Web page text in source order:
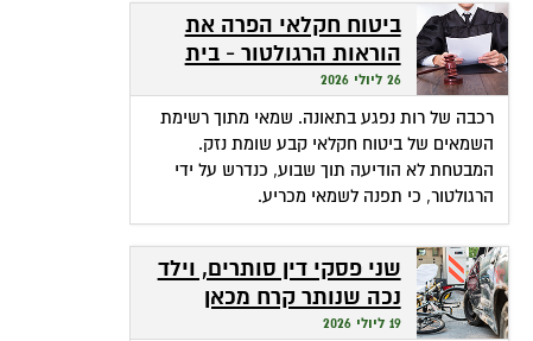
ביטוח חקלאי הפרה את
הוראות הרגולטור - בית
המשפט חילץ אותה
26 ליולי 2026
רכבה של רות נפגע בתאונה. שמאי מתוך רשימת
השמאים של ביטוח חקלאי קבע שומת נזק.
המבטחת לא הודיעה תוך שבוע, כנדרש על ידי
הרגולטור, כי תפנה לשמאי מכריע.
שני פסקי דין סותרים, וילד
נכה שנותר קרח מכאן
ומכאן
19 ליולי 2026